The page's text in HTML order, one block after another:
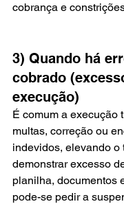
cobrança e
3) Quando há
cobrado
execução)
É comum a execução
multas, correção ou
indevidos, elevando o
demonstrar excesso
planilha, documentos
pode-se pedir a